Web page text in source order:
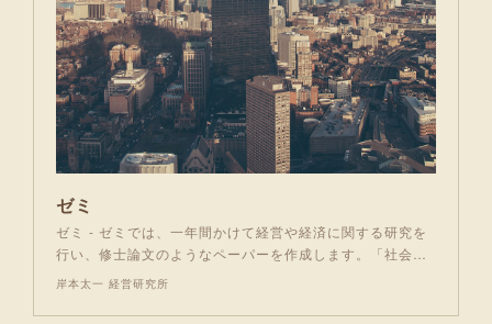
ゼミ
ゼミ - ゼミでは、一年間かけて経営や経済に関する研究を
行い、修士論文のようなペーパーを作成します。「社会…
岸本太一 経営研究所